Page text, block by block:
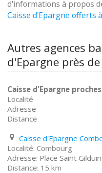
d'informations à propos
Caisse d'Epargne offerts
Autres agences
d'Epargne près
Caisse d'Epargne
Localité
Adresse
Distance
Combourg
Place Saint Gilduin
15 km